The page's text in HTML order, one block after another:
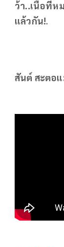
ว้า..เนื้อที่ห
แล้วกัน!.
สันต์ สะตอ